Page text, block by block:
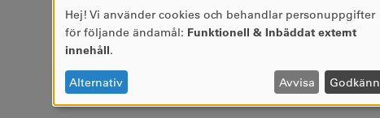
ANVÄNDNING
AV
OCH
COOKIES
Hej! Vi använder cookies och behandlar personuppgifter
för följande ändamål: Funktionell & Inbäddat externt
innehåll.
Alternativ Avvisa Godkänn